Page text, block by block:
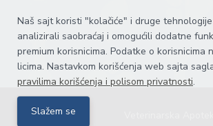
Naš sajt koristi "kolačiće" i druge
analizirali saobraćaj i omogućili dodatne
premium korisnicima. Podatke o korisnicima
licima. Nastavkom korišćenja web sajta
pravilima korišćenja i polisom privatnosti.
Slažem se Veterinarska